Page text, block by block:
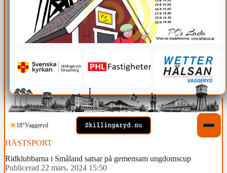
18°Vaggeryd
HÄSTSPORT
Ridklubbarna i Småland satsar på gemensam ungdomscup
Publicerad 22 mars, 2024 15:50